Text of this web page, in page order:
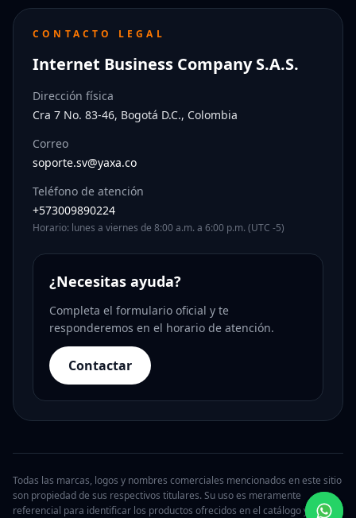
CONTACTO LEGAL
Internet Business Company S.A.S.
Dirección física
Cra 7 No. 83-46, Bogotá D.C., Colombia
Correo
soporte.sv@yaxa.co
Teléfono de atención
+573009890224
Horario: lunes a viernes de 8:00 a.m. a 6:00 p.m. (UTC -5)
¿Necesitas ayuda?
Completa el formulario oficial y te
responderemos en el horario de atención.
Contactar
Todas las marcas, logos y nombres comerciales mencionados en este sitio
son propiedad de sus respectivos titulares. Su uso es meramente
referencial para identificar los productos ofrecidos en el catálogo y no